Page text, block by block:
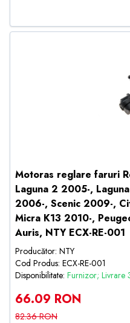
Motoras reglare faruri
Laguna 2 2005-,
2006-, Scenic 2009-,
Micra K13 2010-,
Auris, NTY ECX-RE-001
Producător: NTY
Cod Produs: ECX-RE-001
Disponibilitate: Furnizor; Livrare
66.09 RON
82.36 RON